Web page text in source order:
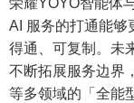
荣耀YOYO智能体
AI 服务的打通能够
得通、可复制。未
不断拓展服务边界
等多领域的「全能